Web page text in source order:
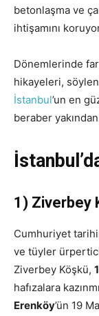
betonlaşma ve
ihtişamını
Dönemlerinde
hikayeleri,
İstanbul’un en
beraber
1) Ziverbey
Cumhuriyet
ve tüyler
Ziverbey Köşkü,
hafızalara
Erenköy’ün 19